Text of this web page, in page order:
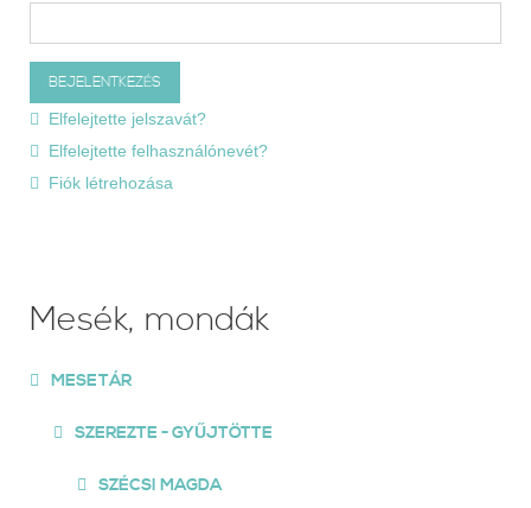
Elfelejtette jelszavát?
Elfelejtette felhasználónevét?
Fiók létrehozása
Mesék, mondák
MESETÁR
SZEREZTE - GYŰJTÖTTE
SZÉCSI MAGDA